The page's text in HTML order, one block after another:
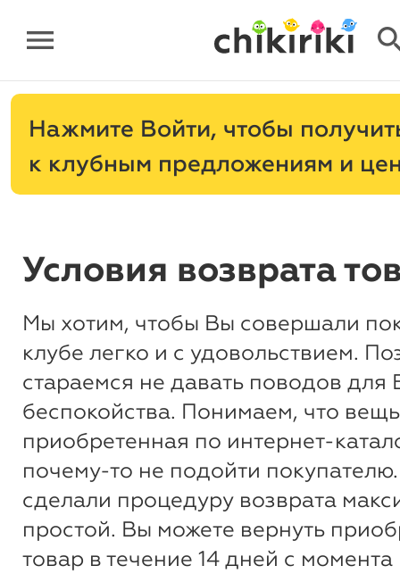
menu
Нажмите
, чтобы
к клубным предложениям и
Условия возврата
Мы хотим, чтобы Вы совершали
клубе легко и с удовольствием.
стараемся не давать поводов для
беспокойства. Понимаем, что
приобретенная по интернет-
почему-то не подойти
сделали процедуру возврата
простой. Вы можете вернуть
товар в течение 14 дней с